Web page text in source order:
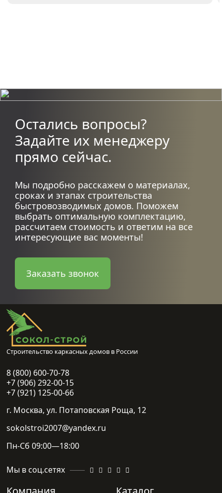
Остались вопросы?
Задайте их менеджеру
прямо сейчас.
Мы подробно расскажем о материалах,
сроках и этапах строительства
быстровозводимых домов. Поможем
выбрать оптимальную комплектацию,
рассчитаем стоимость и ответим на все
интересующие вас моменты!
Заказать звонок
Строительство каркасных домов в России
8 (800) 600-70-78
+7 (906) 292-00-15
+7 (921) 125-00-66
г. Москва, ул. Потаповская Роща, 12
sokolstroi2007@yandex.ru
Пн-Сб 09:00—18:00
Мы в соц.сетях